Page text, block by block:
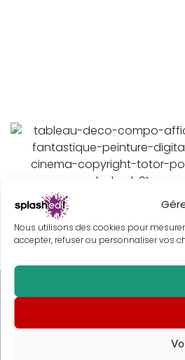
Nous utilisons des cookies pour
accepter, refuser ou personnaliser vos
Tableau icônes du Cinéma fantastique –
limitée collector sur toile
À partir de140,00€